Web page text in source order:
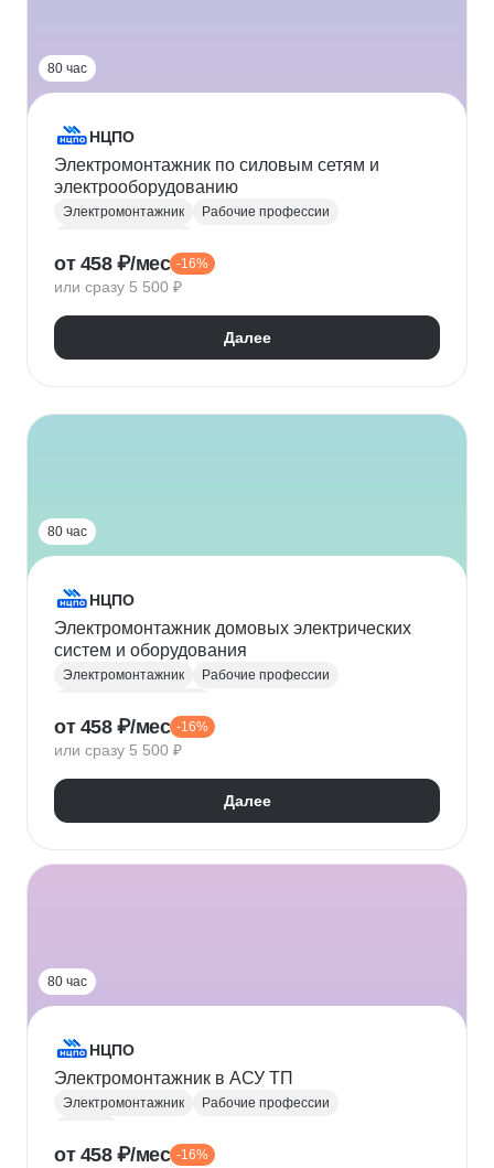
80 час
НЦПО
Электромонтажник по силовым сетям и
электрооборудованию
Электромонтажник
Рабочие профессии
от 458 ₽/мес -16%
или сразу 5 500 ₽
Далее
80 час
НЦПО
Электромонтажник домовых электрических
систем и оборудования
Электромонтажник
Рабочие профессии
от 458 ₽/мес -16%
или сразу 5 500 ₽
Далее
80 час
НЦПО
Электромонтажник в АСУ ТП
Электромонтажник
Рабочие профессии
от 458 ₽/мес -16%